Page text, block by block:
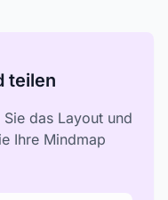
teilen
das Layout und
Ihre Mindmap